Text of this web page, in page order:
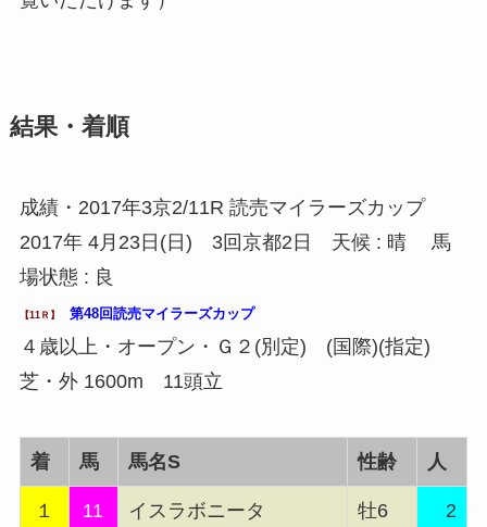
結果・着順
成績・2017年3京2/11R 読売マイラーズカップ
2017年 4月23日(日) 3回京都2日 天候 : 晴 馬
場状態 : 良
【11Ｒ】 第48回読売マイラーズカップ
４歳以上・オープン・Ｇ２(別定) (国際)(指定)
芝・外 1600m 11頭立
着 馬 馬名S 性齢 人
１ 11 イスラボニータ 牡6 2